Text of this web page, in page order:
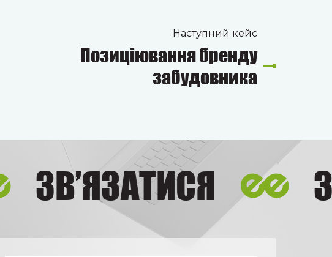
Наступний кейс
Позиціювання бренду
забудовника